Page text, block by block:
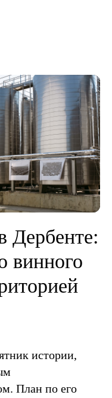
Дербенте:
винного
истории,
План по его